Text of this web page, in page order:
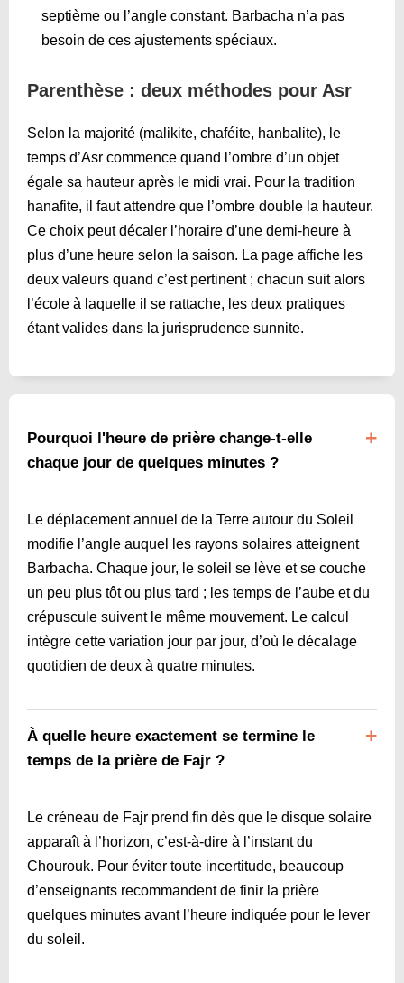
septième ou l’angle constant. Barbacha n’a pas
besoin de ces ajustements spéciaux.
Parenthèse : deux méthodes pour Asr
Selon la majorité (malikite, chaféite, hanbalite), le
temps d’Asr commence quand l’ombre d’un objet
égale sa hauteur après le midi vrai. Pour la tradition
hanafite, il faut attendre que l’ombre double la hauteur.
Ce choix peut décaler l’horaire d’une demi-heure à
plus d’une heure selon la saison. La page affiche les
deux valeurs quand c’est pertinent ; chacun suit alors
l’école à laquelle il se rattache, les deux pratiques
étant valides dans la jurisprudence sunnite.
Pourquoi l'heure de prière change-t-elle
chaque jour de quelques minutes ?
Le déplacement annuel de la Terre autour du Soleil
modifie l’angle auquel les rayons solaires atteignent
Barbacha. Chaque jour, le soleil se lève et se couche
un peu plus tôt ou plus tard ; les temps de l’aube et du
crépuscule suivent le même mouvement. Le calcul
intègre cette variation jour par jour, d’où le décalage
quotidien de deux à quatre minutes.
À quelle heure exactement se termine le
temps de la prière de Fajr ?
Le créneau de Fajr prend fin dès que le disque solaire
apparaît à l’horizon, c’est-à-dire à l’instant du
Chourouk. Pour éviter toute incertitude, beaucoup
d’enseignants recommandent de finir la prière
quelques minutes avant l’heure indiquée pour le lever
du soleil.